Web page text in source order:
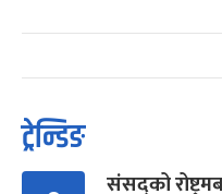
ट्रेन्डिङ
संसद्को